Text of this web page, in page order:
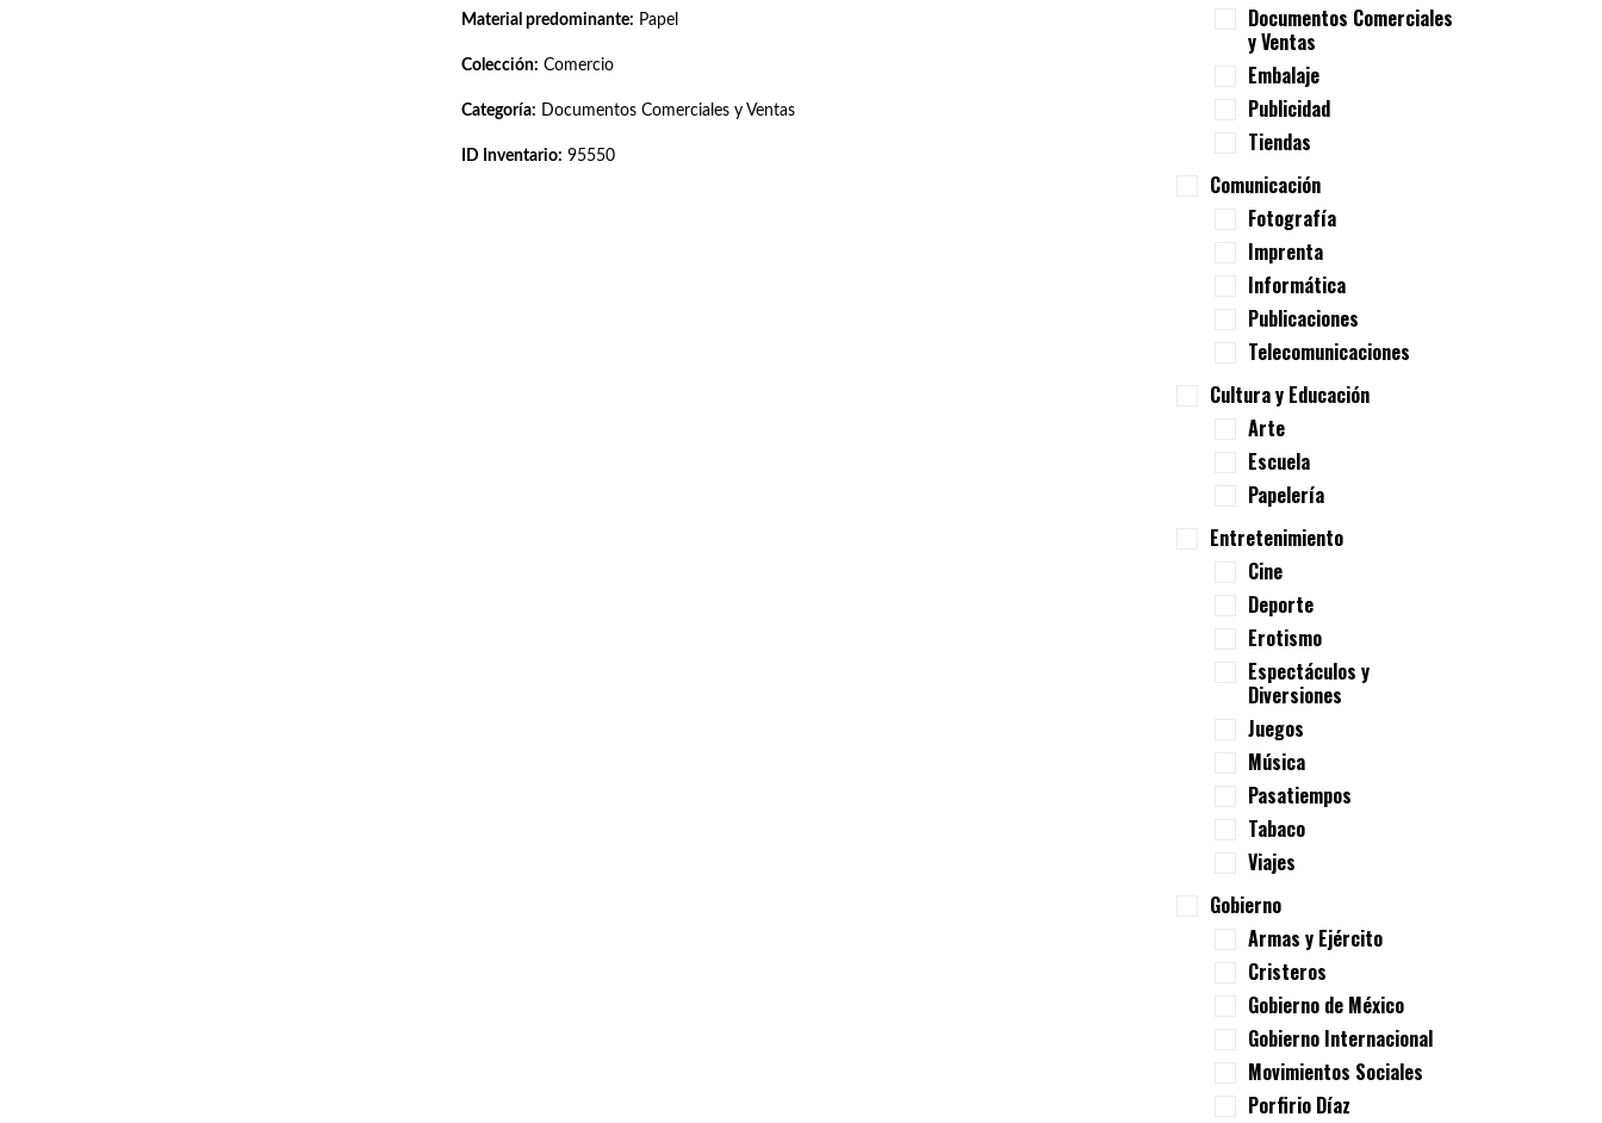
Material predominante: Papel
Colección: Comercio
Categoría: Documentos Comerciales y Ventas
ID Inventario: 95550
Documentos Comerciales
y Ventas
Embalaje
Publicidad
Tiendas
Comunicación
Fotografía
Imprenta
Informática
Publicaciones
Telecomunicaciones
Cultura y Educación
Arte
Escuela
Papelería
Entretenimiento
Cine
Deporte
Erotismo
Espectáculos y
Diversiones
Juegos
Música
Pasatiempos
Tabaco
Viajes
Gobierno
Armas y Ejército
Cristeros
Gobierno de México
Gobierno Internacional
Movimientos Sociales
Porfirio Díaz